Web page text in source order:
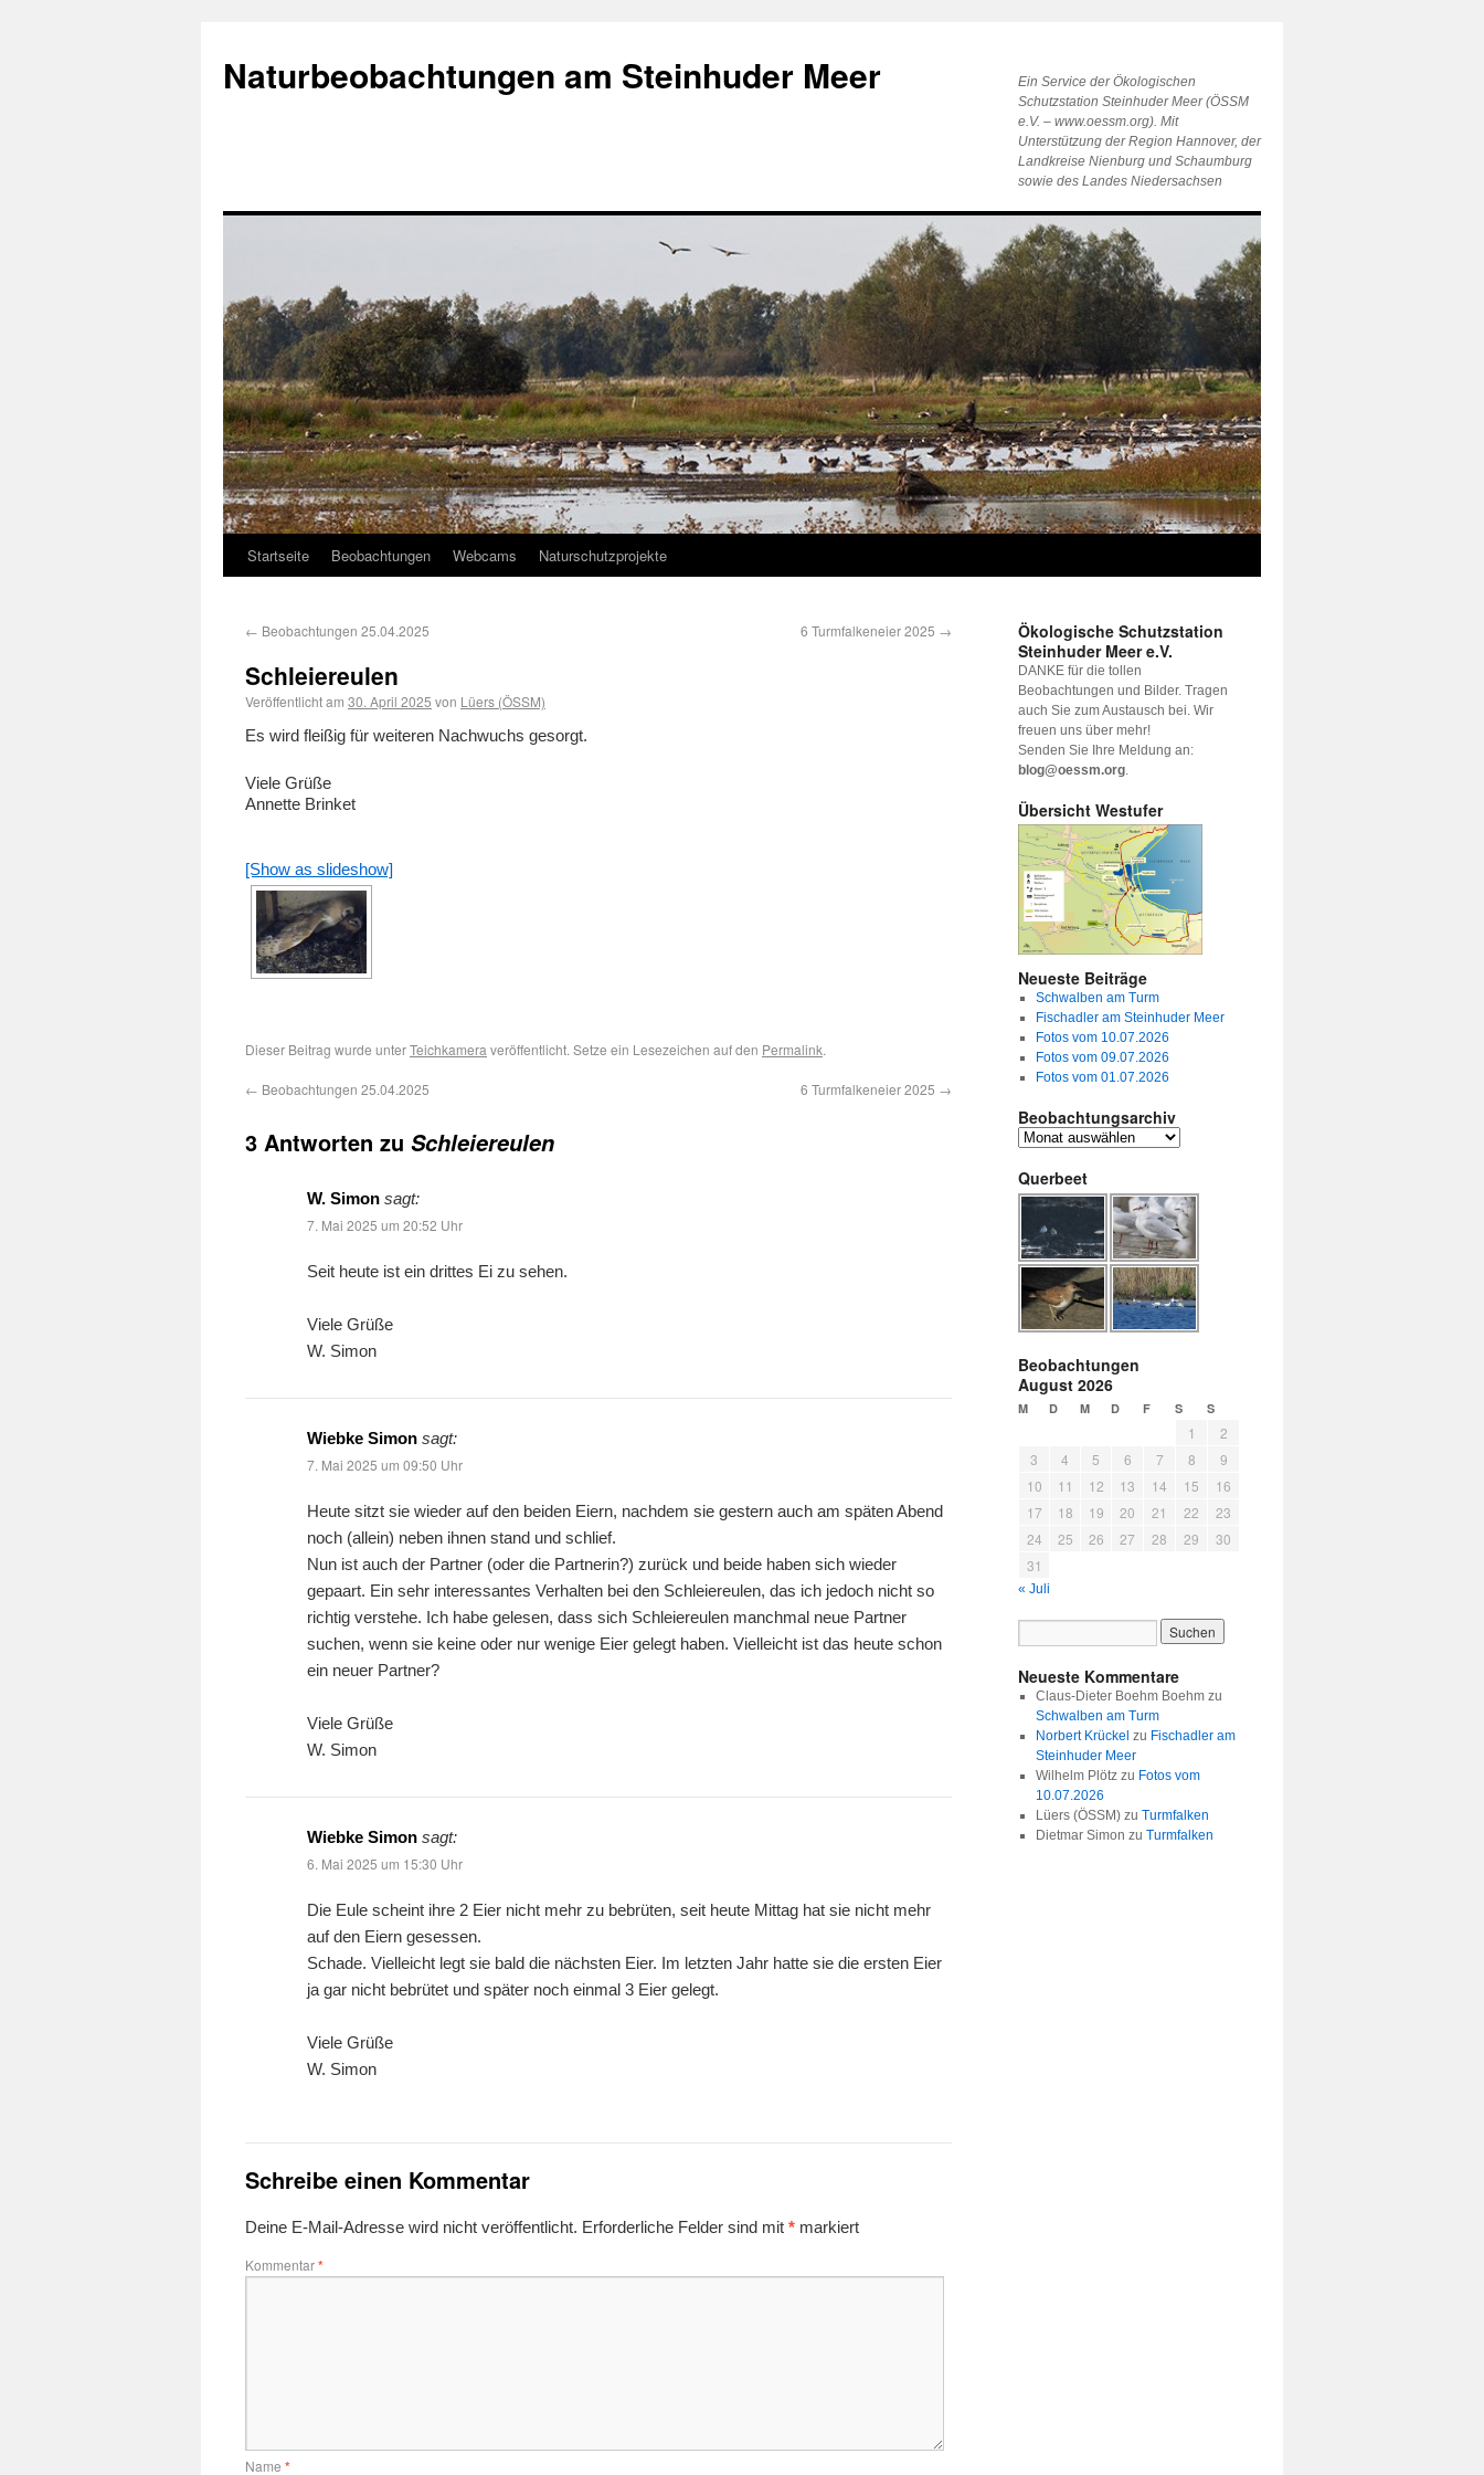
Naturbeobachtungen am Steinhuder Meer
Ein Service der Ökologischen
Schutzstation Steinhuder Meer (ÖSSM
e.V. – www.oessm.org). Mit
Unterstützung der Region Hannover, der
Landkreise Nienburg und Schaumburg
sowie des Landes Niedersachsen
Startseite Beobachtungen Webcams Naturschutzprojekte
← Beobachtungen 25.04.2025 6 Turmfalkeneier 2025 →
Schleiereulen
Veröffentlicht am 30. April 2025 von Lüers (ÖSSM)
Es wird fleißig für weiteren Nachwuchs gesorgt.
Viele Grüße
Annette Brinket
[Show as slideshow]
Dieser Beitrag wurde unterTeichkamera veröffentlicht. Setze ein Lesezeichen auf den Permalink.
← Beobachtungen 25.04.2025 6 Turmfalkeneier 2025 →
3 Antworten zu Schleiereulen
W. Simon sagt:
7. Mai 2025 um 20:52 Uhr
Seit heute ist ein drittes Ei zu sehen.
Viele Grüße
W. Simon
Wiebke Simon sagt:
7. Mai 2025 um 09:50 Uhr
Heute sitzt sie wieder auf den beiden Eiern, nachdem sie gestern auch am späten Abend
noch (allein) neben ihnen stand und schlief.
Nun ist auch der Partner (oder die Partnerin?) zurück und beide haben sich wieder
gepaart. Ein sehr interessantes Verhalten bei den Schleiereulen, das ich jedoch nicht so
richtig verstehe. Ich habe gelesen, dass sich Schleiereulen manchmal neue Partner
suchen, wenn sie keine oder nur wenige Eier gelegt haben. Vielleicht ist das heute schon
ein neuer Partner?
Viele Grüße
W. Simon
Wiebke Simon sagt:
6. Mai 2025 um 15:30 Uhr
Die Eule scheint ihre 2 Eier nicht mehr zu bebrüten, seit heute Mittag hat sie nicht mehr
auf den Eiern gesessen.
Schade. Vielleicht legt sie bald die nächsten Eier. Im letzten Jahr hatte sie die ersten Eier
ja gar nicht bebrütet und später noch einmal 3 Eier gelegt.
Viele Grüße
W. Simon
Schreibe einen Kommentar
Deine E-Mail-Adresse wird nicht veröffentlicht. Erforderliche Felder sind mit * markiert
Kommentar*
Name *
Ökologische Schutzstation
Steinhuder Meer e.V.
DANKE für die tollen
Beobachtungen und Bilder. Tragen
auch Sie zum Austausch bei. Wir
freuen uns über mehr!
Senden Sie Ihre Meldung an:
blog@oessm.org.
Übersicht Westufer
Neueste Beiträge
Schwalben am Turm
Fischadler am Steinhuder Meer
Fotos vom 10.07.2026
Fotos vom 09.07.2026
Fotos vom 01.07.2026
Beobachtungsarchiv
Querbeet
Beobachtungen
August 2026
M D M D F S S
1
2
3
4 5 6 7 8
9
10
11 12 13 14 15
16
17
18 19 20 21 22
23
24
25 26 27 28 29
30
31
« Juli
Neueste Kommentare
Claus-Dieter Boehm Boehmzu
Schwalben am Turm
Norbert Krückel zu Fischadler am
Steinhuder Meer
Wilhelm Plötzzu Fotos vom
10.07.2026
Lüers (ÖSSM)zu Turmfalken
Dietmar Simon zu Turmfalken